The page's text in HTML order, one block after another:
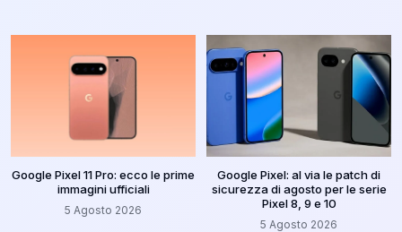
Google Pixel 11 Pro: ecco le prime
immagini ufficiali
5 Agosto 2026
Google Pixel: al via le patch di
sicurezza di agosto per le serie
Pixel 8, 9 e 10
5 Agosto 2026